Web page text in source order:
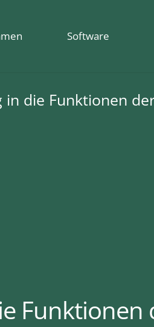
Software
in die Funktionen
Funktionen